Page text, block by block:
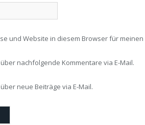
und Website in diesem Browser für
nachfolgende Kommentare via E-Mail.
neue Beiträge via E-Mail.